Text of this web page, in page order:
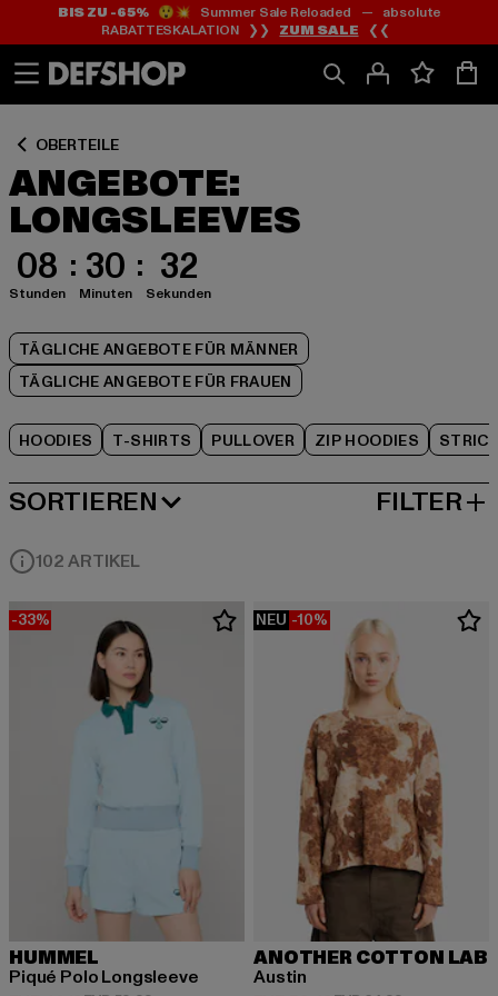
Zum
Inhalt
springen
Zum
Fußzeile
springen
BIS ZU -65%😲💥 Summer Sale Reloaded — absolute
RABATTESKALATION ❯❯ ZUM SALE ❮❮
OBERTEILE
ANGEBOTE:
LONGSLEEVES
08
Stunden
30
Minuten
32
Sekunden
TÄGLICHE ANGEBOTE FÜR MÄNNER
TÄGLICHE ANGEBOTE FÜR FRAUEN
HOODIES T-SHIRTS PULLOVER ZIP HOODIES
Zum
Produktraster
springen
SORTIEREN
BELIEBTESTE FILTER
102 ARTIKEL
-33%
HUMMEL
Piqué Polo Longsleeve
NEU -10%
ANOTHER COTTON LAB
Austin